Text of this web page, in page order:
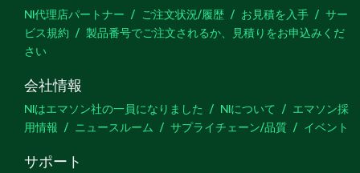
NI代理店パートナー ご注文状況/履歴 お見積を入手
サー
ビス規約
製品番号でご注文されるか、見積りをお申込みくだ
さい
会社情報
NIはエマソン社の一員になりました NIについて
エマソン採
用情報
ニュースルーム サプライチェーン/品質 イベント
サポート